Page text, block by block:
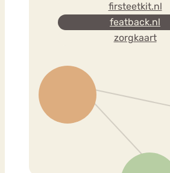
firsteetkit.nl
featback.nl
zorgkaart